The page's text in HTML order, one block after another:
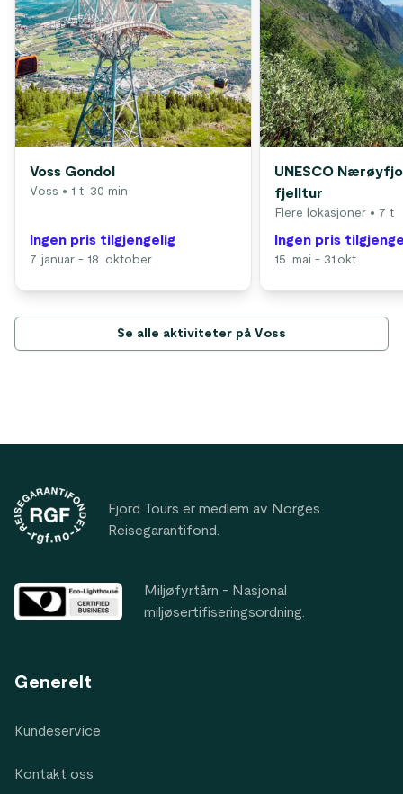
Voss Gondol
Voss • 1 t, 30 min
Ingen pris tilgjengelig
7. januar - 18. oktober
UNESCO
fjelltur
Flere lokasjoner • 7 t
Ingen pris
15. mai - 31.okt
Se alle aktiviteter på Voss
Fjord Tours er medlem av Norges
Reisegarantifond.
Miljøfyrtårn - Nasjonal
miljøsertifiseringsordning.
Generelt
Kundeservice
Kontakt oss